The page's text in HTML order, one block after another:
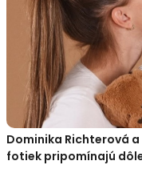
Dominika Richterová
fotiek pripomínajú